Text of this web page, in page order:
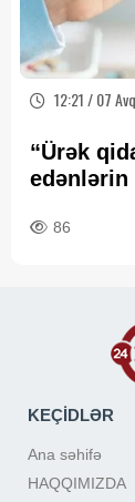
12:21 / 07
“Ürək
86
KEÇİDLƏR
Ana səhifə
HAQQIMIZDA